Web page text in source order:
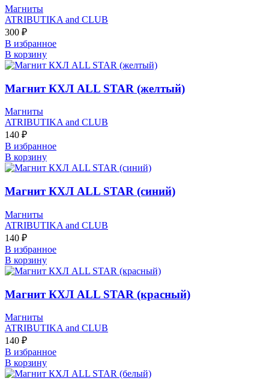
Магниты
ATRIBUTIKA and CLUB
300 ₽
В избранное
В корзину
Магнит КХЛ ALL STAR (желтый)
Магниты
ATRIBUTIKA and CLUB
140 ₽
В избранное
В корзину
Магнит КХЛ ALL STAR (синий)
Магниты
ATRIBUTIKA and CLUB
140 ₽
В избранное
В корзину
Магнит КХЛ ALL STAR (красный)
Магниты
ATRIBUTIKA and CLUB
140 ₽
В избранное
В корзину